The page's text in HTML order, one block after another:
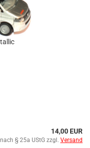
14,00 EUR
§ 25a UStG zzgl. Versand